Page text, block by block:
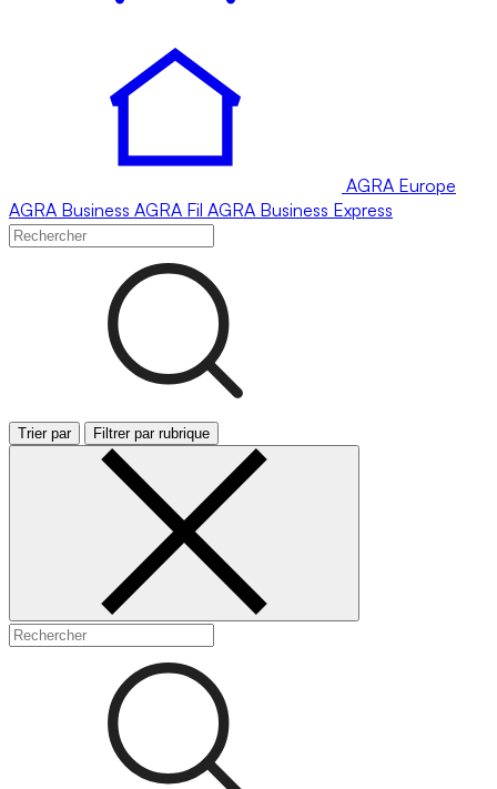
AGRA Europe
AGRA Business AGRA Fil AGRA Business Express
Trier par Filtrer par rubrique